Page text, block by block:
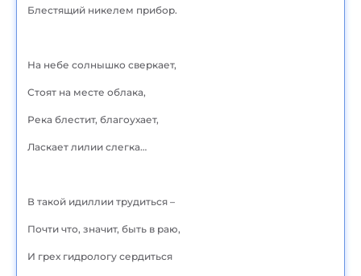
Блестящий никелем прибор.
На небе солнышко сверкает,
Стоят на месте облака,
Река блестит, благоухает,
Ласкает лилии слегка…
В такой идиллии трудиться –
Почти что, значит, быть в раю,
И грех гидрологу сердиться